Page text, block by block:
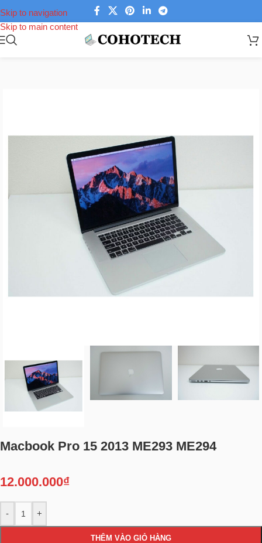
Skip to navigation
Skip to main content
Macbook Pro 15 2013 ME293 ME294
12.000.000₫
- +
THÊM VÀO GIỎ HÀNG